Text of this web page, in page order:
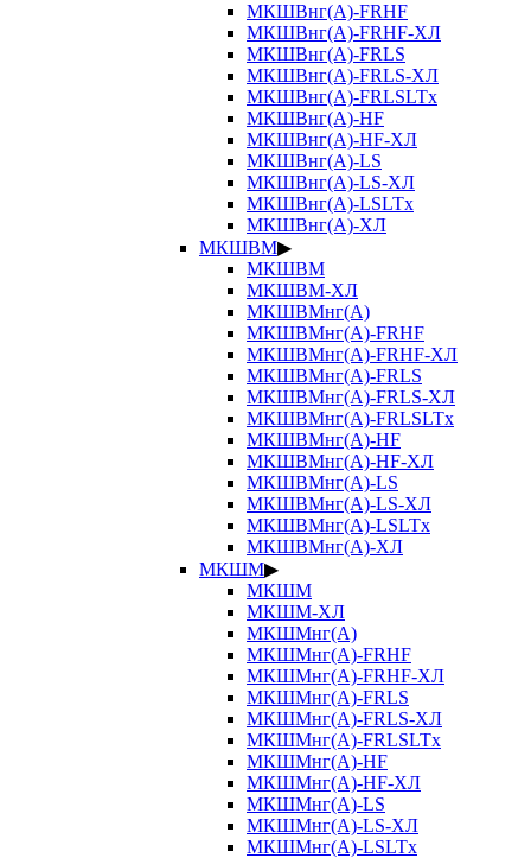
МКШВнг(А)-FRHF
МКШВнг(А)-FRHF-ХЛ
МКШВнг(А)-FRLS
МКШВнг(А)-FRLS-ХЛ
МКШВнг(А)-FRLSLTx
МКШВнг(А)-HF
МКШВнг(А)-HF-ХЛ
МКШВнг(А)-LS
МКШВнг(А)-LS-ХЛ
МКШВнг(А)-LSLTx
МКШВнг(А)-ХЛ
МКШВМ▶
МКШВМ
МКШВМ-ХЛ
МКШВМнг(А)
МКШВМнг(А)-FRHF
МКШВМнг(А)-FRHF-ХЛ
МКШВМнг(А)-FRLS
МКШВМнг(А)-FRLS-ХЛ
МКШВМнг(А)-FRLSLTx
МКШВМнг(А)-HF
МКШВМнг(А)-HF-ХЛ
МКШВМнг(А)-LS
МКШВМнг(А)-LS-ХЛ
МКШВМнг(А)-LSLTx
МКШВМнг(А)-ХЛ
МКШМ▶
МКШМ
МКШМ-ХЛ
МКШМнг(А)
МКШМнг(А)-FRHF
МКШМнг(А)-FRHF-ХЛ
МКШМнг(А)-FRLS
МКШМнг(А)-FRLS-ХЛ
МКШМнг(А)-FRLSLTx
МКШМнг(А)-HF
МКШМнг(А)-HF-ХЛ
МКШМнг(А)-LS
МКШМнг(А)-LS-ХЛ
МКШМнг(А)-LSLTx